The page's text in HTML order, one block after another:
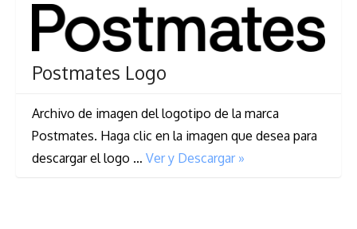
Postmates Logo
Archivo de imagen del logotipo de la marca
Postmates. Haga clic en la imagen que desea para
descargar el logo … Ver y Descargar »